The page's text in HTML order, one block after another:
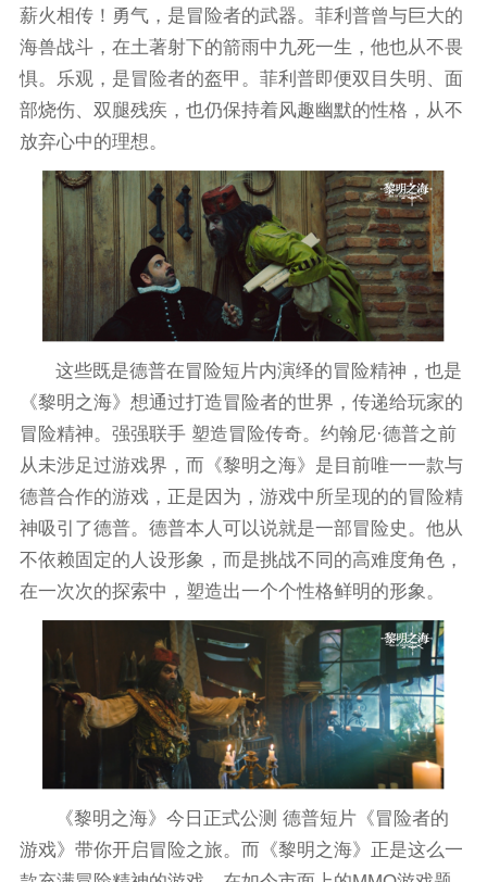
薪火相传！勇气，是冒险者的武器。菲利普曾与巨大的
海兽战斗，在土著射下的箭雨中九死一生，他也从不畏
惧。乐观，是冒险者的盔甲。菲利普即便双目失明、面
部烧伤、双腿残疾，也仍保持着风趣幽默的性格，从不
放弃心中的理想。
这些既是德普在冒险短片内演绎的冒险精神，也是
《黎明之海》想通过打造冒险者的世界，传递给玩家的
冒险精神。强强联手 塑造冒险传奇。约翰尼·德普之前
从未涉足过游戏界，而《黎明之海》是目前唯一一款与
德普合作的游戏，正是因为，游戏中所呈现的的冒险精
神吸引了德普。德普本人可以说就是一部冒险史。他从
不依赖固定的人设形象，而是挑战不同的高难度角色，
在一次次的探索中，塑造出一个个性格鲜明的形象。
《黎明之海》今日正式公测 德普短片《冒险者的
游戏》带你开启冒险之旅。而《黎明之海》正是这么一